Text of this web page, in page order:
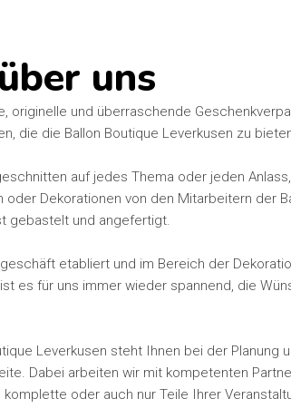
uns
originelle und überraschende
die die Ballon Boutique Leverkusen zu
auf jedes Thema oder jeden
oder Dekorationen von den Mitarbeitern der
gebastelt und angefertigt.
etabliert und im Bereich der
es für uns immer wieder spannend, die
Leverkusen steht Ihnen bei der Planung
Dabei arbeiten wir mit kompetenten
komplette oder auch nur Teile Ihrer